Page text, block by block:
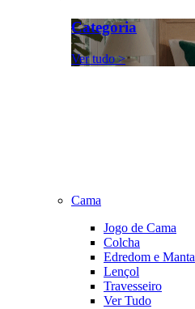
Categoria
Ver tudo >
Cama
Jogo de Cama
Colcha
Edredom e Manta
Lençol
Travesseiro
Ver Tudo